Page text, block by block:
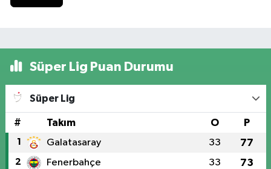
Süper Lig Puan Durumu
Süper Lig
# Takım O P
1 Galatasaray 33 77
2 Fenerbahçe 33 73